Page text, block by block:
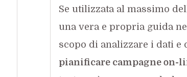
Se utilizzata al massimo
una vera e propria guida
scopo di analizzare i dati
pianificare campagne on-